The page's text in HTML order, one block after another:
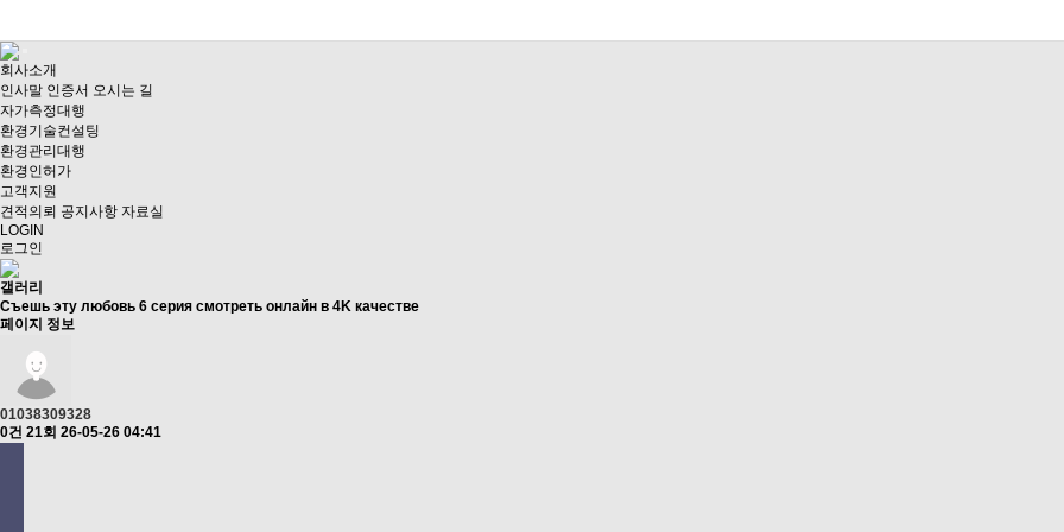
회사소개
인사말 인증서 오시는 길
자가측정대행
환경기술컨설팅
환경관리대행
환경인허가
고객지원
견적의뢰 공지사항 자료실
LOGIN
로그인
갤러리
Съешь эту любовь 6 серия смотреть онлайн в 4K качестве
페이지 정보
01038309328
0건 21회 26-05-26 04:41